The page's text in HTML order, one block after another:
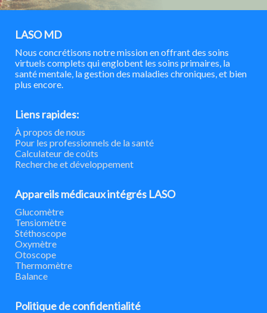
LASO MD
Nous concrétisons notre mission en offrant des soins
virtuels complets qui englobent les soins primaires, la
santé mentale, la gestion des maladies chroniques, et bien
plus encore.
Liens rapides:
À propos de nous
Pour les professionnels de la santé
Calculateur de coûts
Recherche et développement
Appareils médicaux intégrés LASO
Glucomètre
Tensiomètre
Stéthoscope
Oxymètre
Otoscope
Thermomètre
Balance
Politique de confidentialité